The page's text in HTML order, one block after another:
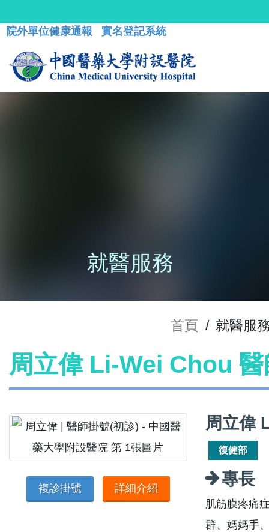
院外單位健康通報 實名登記系統
就醫服務
首頁 / 就醫服
周立偉 Li-Wei Chou
複診掛號 詳細介紹
周立偉
復健部
專長
肌筋膜疼痛
群、媽媽手